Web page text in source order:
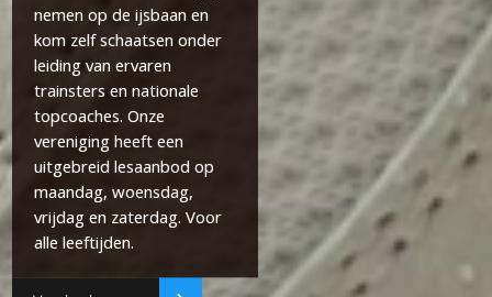
nemen op de ijsbaan en
kom zelf schaatsen onder
leiding van ervaren
trainsters en nationale
topcoaches. Onze
vereniging heeft een
uitgebreid lesaanbod op
maandag, woensdag,
vrijdag en zaterdag. Voor
alle leeftijden.